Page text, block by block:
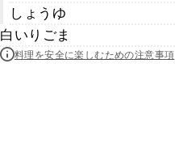
しょうゆ
白いりごま
料理を安全に楽しむための注意事項